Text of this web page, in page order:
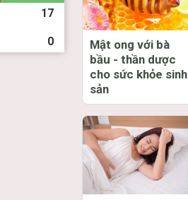
17
0
Mật ong với bà
bầu - thần dược
cho sức khỏe sinh
sản